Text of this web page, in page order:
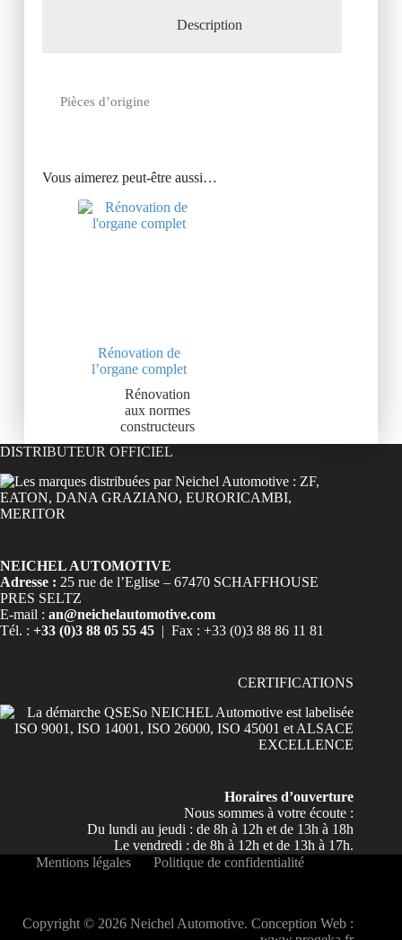
Description
Pièces d’origine
Vous aimerez peut-être aussi…
Rénovation de
l’organe complet
Rénovation
aux normes
constructeurs
DISTRIBUTEUR OFFICIEL
NEICHEL AUTOMOTIVE
Adresse : 25 rue de l’Eglise – 67470 SCHAFFHOUSE
PRES SELTZ
E-mail : an@neichelautomotive.com
Tél. : +33 (0)3 88 05 55 45 | Fax : +33 (0)3 88 86 11 81
CERTIFICATIONS
Horaires d’ouverture
Nous sommes à votre écoute :
Du lundi au jeudi : de 8h à 12h et de 13h à 18h
Le vendredi : de 8h à 12h et de 13h à 17h.
Mentions légales
Politique de confidentialité
Copyright © 2026 Neichel Automotive. Conception Web :